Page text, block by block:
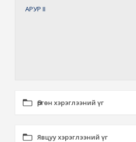
АРУР II
Өргөн хэрэглээний үг
Явцуу хэрэглээний үг